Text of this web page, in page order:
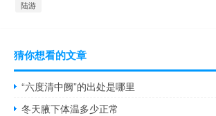
陆游
猜你想看的文章
“六度清中阙”的出处是哪里
冬天腋下体温多少正常